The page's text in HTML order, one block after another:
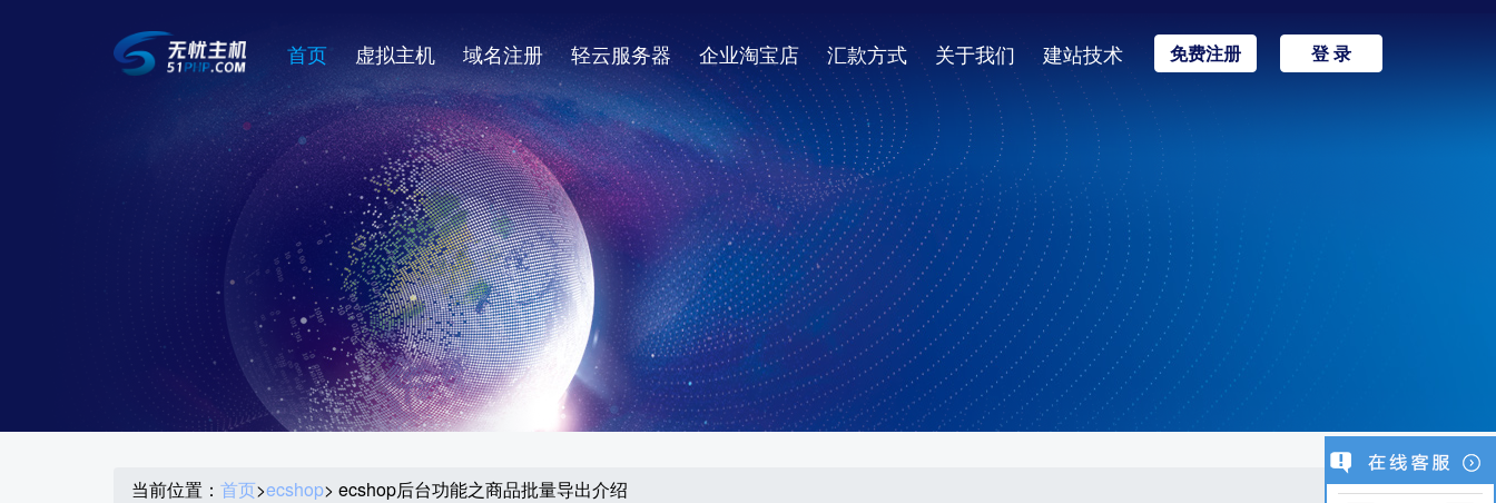
首页 虚拟主机 域名注册 轻云服务器 企业淘宝店 汇款方式 关于我们 建站技术 免费注册 登 录
当前位置： 首页>ecshop> ecshop后台功能之商品批量导出介绍